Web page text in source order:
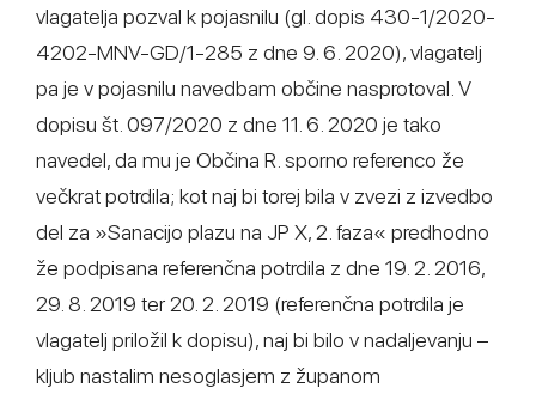
vlagatelja pozval k pojasnilu (gl. dopis 430-1/2020-
4202-MNV-GD/1-285 z dne 9. 6. 2020), vlagatelj
pa je v pojasnilu navedbam občine nasprotoval. V
dopisu št. 097/2020 z dne 11. 6. 2020 je tako
navedel, da mu je Občina R. sporno referenco že
večkrat potrdila; kot naj bi torej bila v zvezi z izvedbo
del za »Sanacijo plazu na JP X, 2. faza« predhodno
že podpisana referenčna potrdila z dne 19. 2. 2016,
29. 8. 2019 ter 20. 2. 2019 (referenčna potrdila je
vlagatelj priložil k dopisu), naj bi bilo v nadaljevanju –
kljub nastalim nesoglasjem z županom